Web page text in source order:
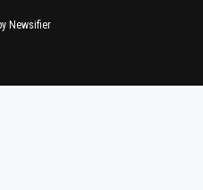
Newsifier